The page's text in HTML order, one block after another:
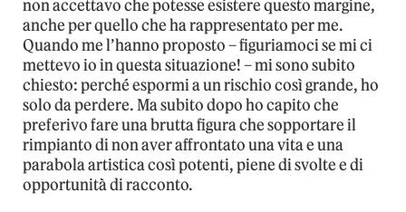
non accettavo che potesse esistere questo margine,
anche per quello che ha rappresentato per me.
Quando me l’hanno proposto – figuriamoci se mi ci
mettevo io in questa situazione! – mi sono subito
chiesto: perché espormi a un rischio così grande, ho
solo da perdere. Ma subito dopo ho capito che
preferivo fare una brutta figura che sopportare il
rimpianto di non aver affrontato una vita e una
parabola artistica così potenti, piene di svolte e di
opportunità di racconto.